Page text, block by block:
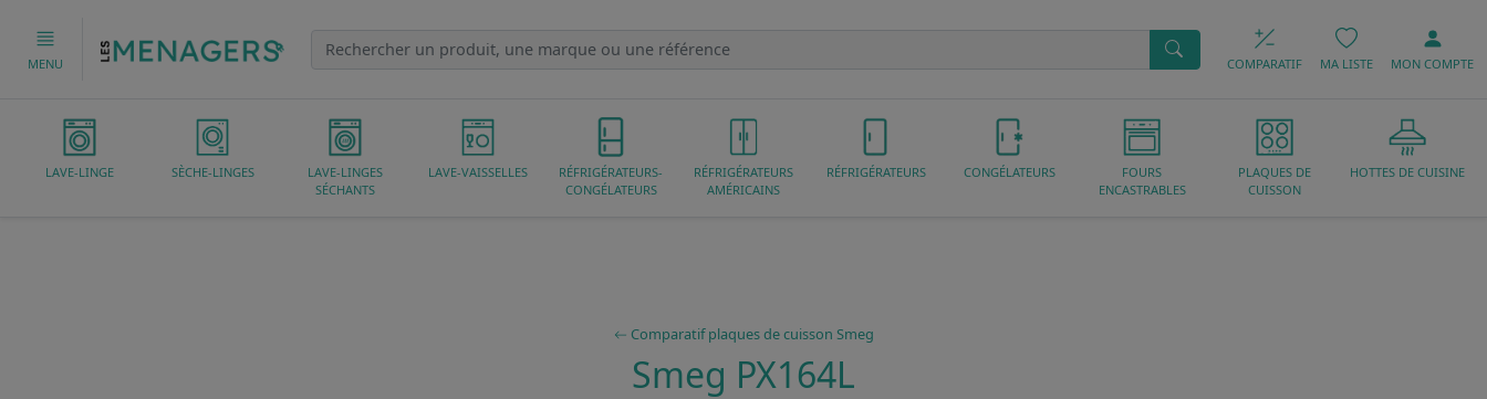
MENU COMPARATIF MA LISTE MON COMPTE
LAVE-LINGE SÈCHE-LINGES
LAVE-LINGES
SÉCHANTS
LAVE-VAISSELLES
RÉFRIGÉRATEURS-
CONGÉLATEURS
RÉFRIGÉRATEURS
AMÉRICAINS
RÉFRIGÉRATEURS CONGÉLATEURS
FOURS
ENCASTRABLES
PLAQUES DE
CUISSON
HOTTES DE CUISINE
Comparatif plaques de cuisson Smeg
Smeg PX164L